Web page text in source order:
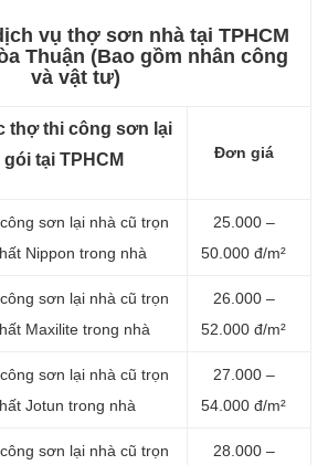
vụ thợ sơn nhà tại TPHCM
Thuận (Bao gồm nhân công
và vật tư)
thợ thi công sơn lại
tại TPHCM
Đơn giá
sơn lại nhà cũ trọn
Nippon trong nhà
25.000 –
50.000 đ/m²
sơn lại nhà cũ trọn
Maxilite trong nhà
26.000 –
52.000 đ/m²
sơn lại nhà cũ trọn
Jotun trong nhà
27.000 –
54.000 đ/m²
sơn lại nhà cũ trọn
28.000 –